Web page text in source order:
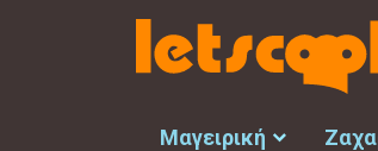
Μαγειρική